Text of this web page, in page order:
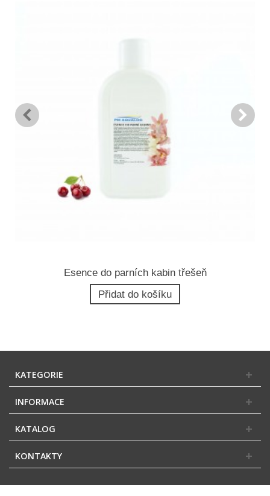
Esence do parních kabin třešeň
Přidat do košíku
KATEGORIE
INFORMACE
KATALOG
KONTAKTY